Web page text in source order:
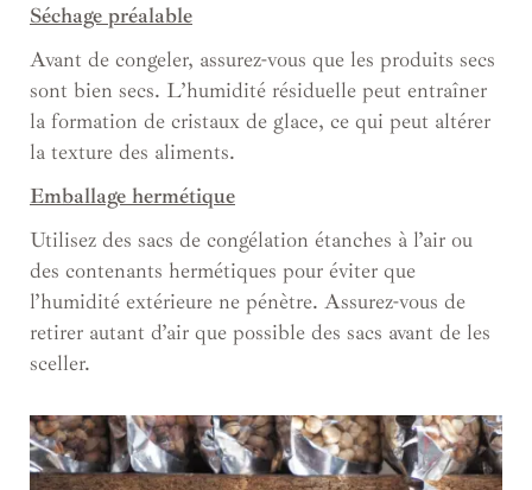
Séchage préalable
Avant de congeler, assurez-vous que les produits secs
sont bien secs. L’humidité résiduelle peut entraîner
la formation de cristaux de glace, ce qui peut altérer
la texture des aliments.
Emballage hermétique
Utilisez des sacs de congélation étanches à l’air ou
des contenants hermétiques pour éviter que
l’humidité extérieure ne pénètre. Assurez-vous de
retirer autant d’air que possible des sacs avant de les
sceller.